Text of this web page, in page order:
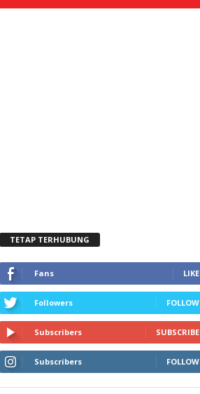
TETAP TERHUBUNG
Fans LIKE
Followers FOLLOW
Subscribers SUBSCRIBE
Subscribers FOLLOW